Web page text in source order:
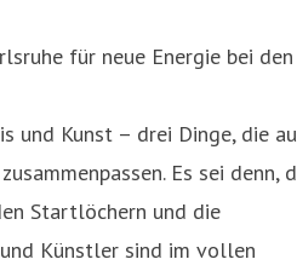
für neue Energie bei den
und Kunst – drei Dinge, die
Es sei denn,
Startlöchern und die
Künstler sind im vollen